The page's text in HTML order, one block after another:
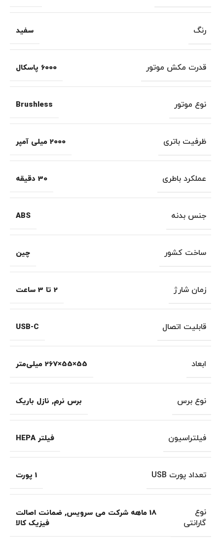
رنگ سفید
قدرت مکش موتور 6000 پاسکال
نوع موتور Brushless
ظرفیت باتری 2000 میلی آمپر
عملکرد باطری 30 دقیقه
جنس بدنه ABS
ساخت کشور چین
زمان شارژ 2 تا 3 ساعت
قابلیت اتصال USB-C
ابعاد 55×55×267 میلی‌متر
نوع برس برس نرم, نازل باریک
فیلتراسیون فیلتر HEPA
تعداد پورت USB 1 پورت
نوع
گارانتی
18 ماهه شرکت می سرویس , ضمانت اصالت
فیزیک کالا